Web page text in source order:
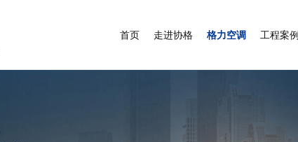
首页 走进协格 格力空调 工程案例